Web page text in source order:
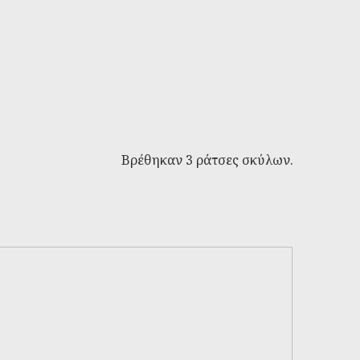
Βρέθηκαν 3 ράτσες σκύλων.